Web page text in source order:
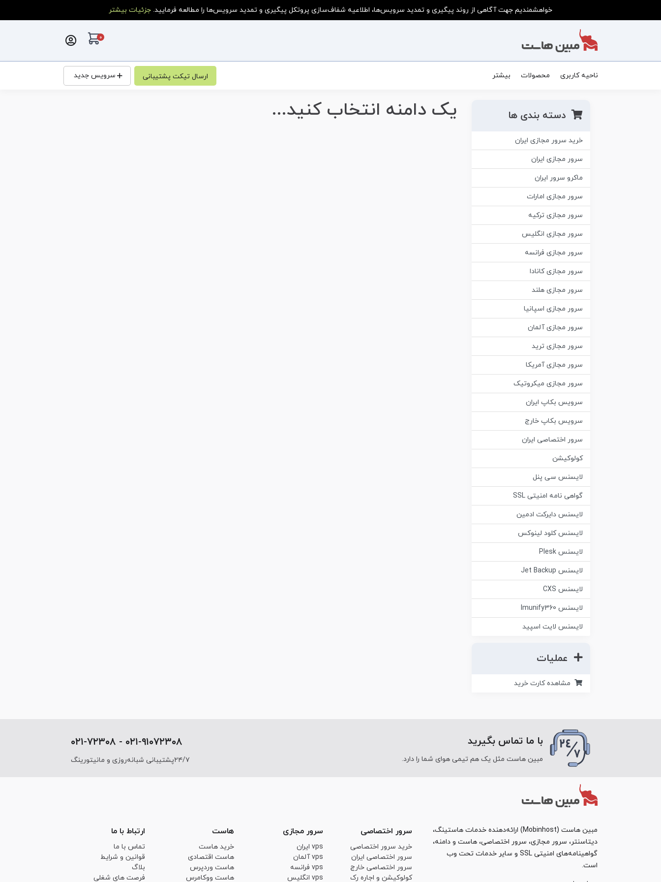
خواهشمندیم جهت آگاهی از روند پیگیری و تمدید سرویس‌ها، اطلاعیه شفاف‌سازی پروتکل پیگیری و تمدید سرویس‌ها را مطالعه فرمایید. جزئیات بیشتر
0 کارت خرید
ناحیه کاربری محصولات بیشتر ارسال تیکت پشتیبانی سرویس جدید
دسته بندی ها
خرید سرور مجازی ایران
سرور مجازی ایران
ماکرو سرور ایران
سرور مجازی امارات
سرور مجازی ترکیه
سرور مجازی انگلیس
سرور مجازی فرانسه
سرور مجازی کانادا
سرور مجازی هلند
سرور مجازی اسپانیا
سرور مجازی آلمان
سرور مجازی ترید
سرور مجازی آمریکا
سرور مجازی میکروتیک
سرویس بکاپ ایران
سرویس بکاپ خارج
سرور اختصاصی ایران
کولوکیشن
لایسنس سی پنل
گواهی نامه امنیتی SSL
لایسنس دایرکت ادمین
لایسنس کلود لینوکس
لایسنس Plesk
لایسنس Jet Backup
لایسنس CXS
لایسنس Imunify360
لایسنس لایت اسپید
عملیات
مشاهده کارت خرید
یک دامنه انتخاب کنید...
با ما تماس بگیرید
مبین هاست مثل یک هم تیمی هوای شما را دارد.
۰۲۱-۹۱۰۷۲۳۰۸ - ۰۲۱-۷۲۳۰۸
۲۴/۷پشتیبانی شبانه‌روزی و مانیتورینگ
مبین هاست (Mobinhost) ارائه‌دهنده خدمات هاستینگ،
دیتاسنتر، سرور مجازی، سرور اختصاصی، هاست و دامنه،
گواهینامه‌های امنیتی SSL و سایر خدمات تحت وب
است.
سرور اختصاصی
خرید سرور اختصاصی
سرور اختصاصی ایران
سرور اختصاصی خارج
کولوکیشن و اجاره رک
سرور مجازی
vps ایران
vps آلمان
vps فرانسه
vps انگلیس
هاست
خرید هاست
هاست اقتصادی
هاست وردپرس
هاست ووکامرس
ارتباط با ما
تماس با ما
قوانین و شرایط
بلاگ
فرصت های شغلی